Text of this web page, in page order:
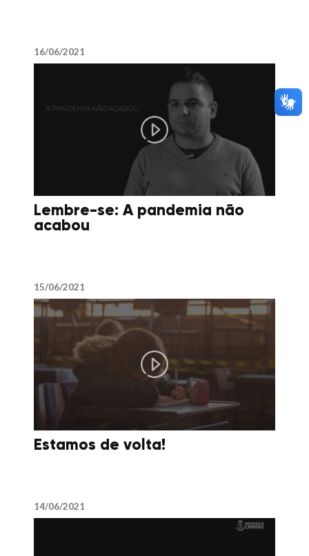
16/06/2021
Lembre-se: A pandemia não
acabou
15/06/2021
Estamos de volta!
14/06/2021